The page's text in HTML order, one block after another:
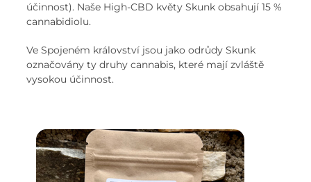
účinnost). Naše High-CBD květy Skunk obsahují 15 %
cannabidiolu.
Ve Spojeném království jsou jako odrůdy Skunk
označovány ty druhy cannabis, které mají zvláště
vysokou účinnost.